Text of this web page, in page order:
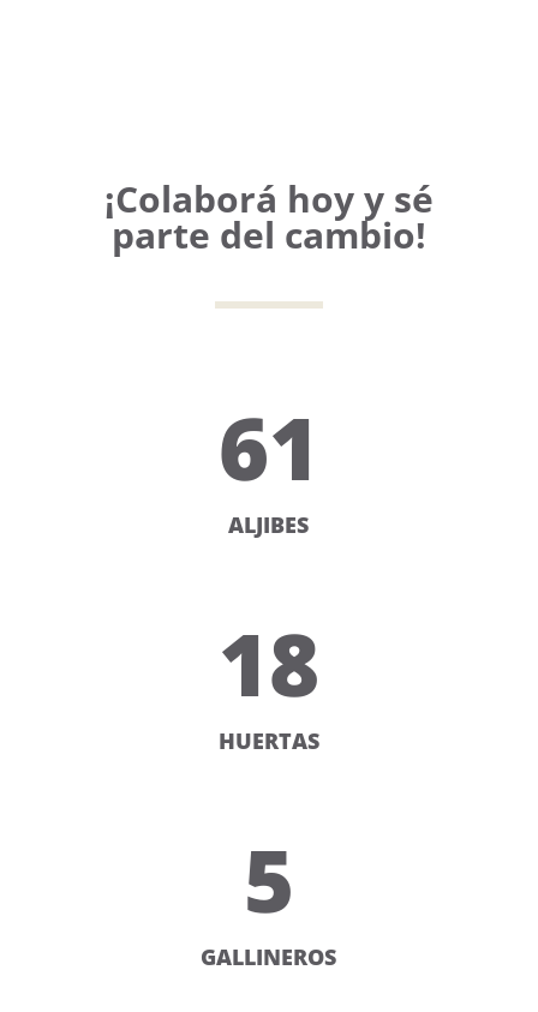
¡Colaborá hoy y sé
parte del cambio!
61
ALJIBES
18
HUERTAS
5
GALLINEROS